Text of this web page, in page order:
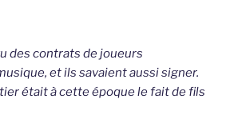
des contrats de joueurs
et ils savaient aussi signer.
était à cette époque le fait de fils